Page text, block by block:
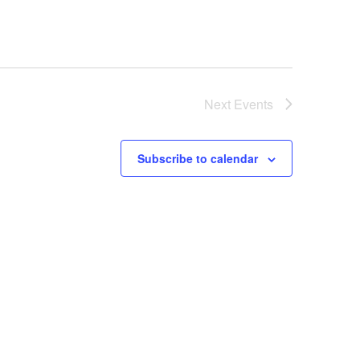
Next Events
Subscribe to calendar